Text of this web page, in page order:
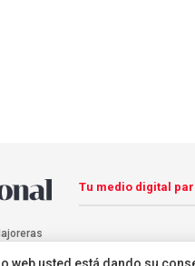
Tu medio digital